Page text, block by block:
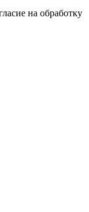
на обработку